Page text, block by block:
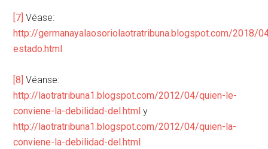
[7] Véase:
http://germanayalaosoriolaotratribuna.blogspot.com/2018/
estado.html
[8] Véanse:
http://laotratribuna1.blogspot.com/2012/04/quien-le-
conviene-la-debilidad-del.html y
http://laotratribuna1.blogspot.com/2012/04/quien-la-
conviene-la-debilidad-del.html